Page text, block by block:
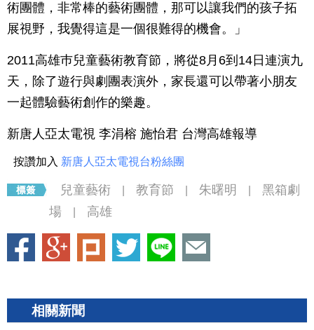
術團體，非常棒的藝術團體，那可以讓我們的孩子拓
展視野，我覺得這是一個很難得的機會。」
2011高雄巿兒童藝術教育節，將從8月6到14日連演九
天，除了遊行與劇團表演外，家長還可以帶著小朋友
一起體驗藝術創作的樂趣。
新唐人亞太電視 李涓榕 施怡君 台灣高雄報導
按讚加入 新唐人亞太電視台粉絲團
兒童藝術 教育節 朱曙明
黑箱劇
場
高雄
相關新聞